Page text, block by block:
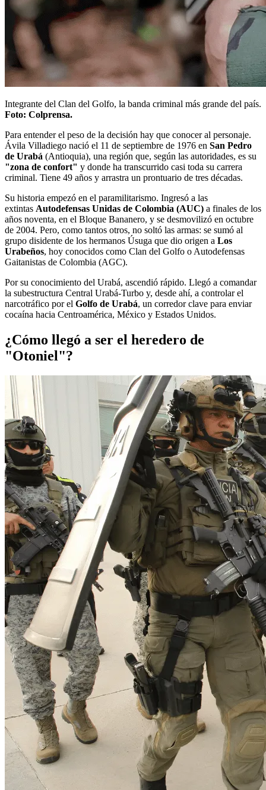
Integrante del Clan del Golfo, la banda criminal más grande del país.
Foto: Colprensa.
Para entender el peso de la decisión hay que conocer al personaje.
Ávila Villadiego nació el 11 de septiembre de 1976 en San Pedro
de Urabá (Antioquia), una región que, según las autoridades, es su
"zona de confort" y donde ha transcurrido casi toda su carrera
criminal. Tiene 49 años y arrastra un prontuario de tres décadas.
Su historia empezó en el paramilitarismo. Ingresó a las
extintas Autodefensas Unidas de Colombia (AUC) a finales de los
años noventa, en el Bloque Bananero, y se desmovilizó en octubre
de 2004. Pero, como tantos otros, no soltó las armas: se sumó al
grupo disidente de los hermanos Úsuga que dio origen a Los
Urabeños, hoy conocidos como Clan del Golfo o Autodefensas
Gaitanistas de Colombia (AGC).
Por su conocimiento del Urabá, ascendió rápido. Llegó a comandar
la subestructura Central Urabá-Turbo y, desde ahí, a controlar el
narcotráfico por el Golfo de Urabá, un corredor clave para enviar
cocaína hacia Centroamérica, México y Estados Unidos.
¿Cómo llegó a ser el heredero de
"Otoniel"?